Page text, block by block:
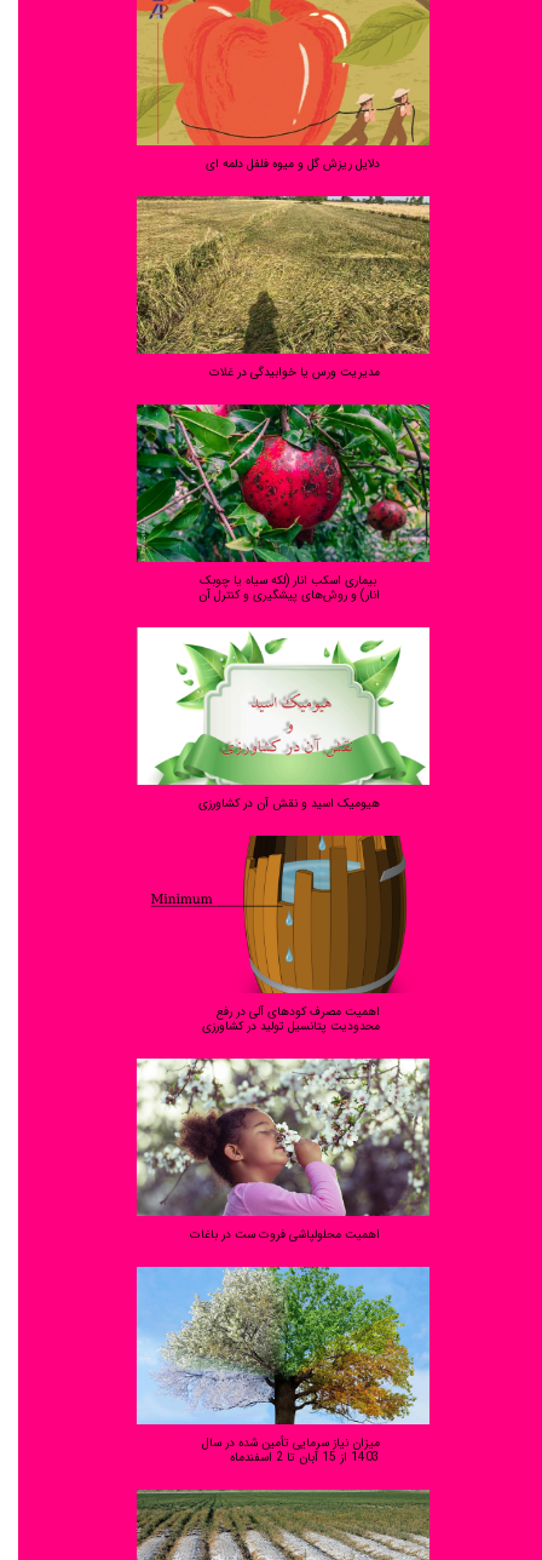
دلایل ریزش گل و میوه فلفل دلمه ای
مدیریت ورس یا خوابیدگی در غلات
بیماری اسکب انار (لکه سیاه یا چوبک
انار) و روش‌های پیشگیری و کنترل آن
هیومیک اسید و نقش آن در کشاورزی
اهمیت مصرف کودهای آلی در رفع
محدودیت پتانسیل تولید در کشاورزی
اهمیت محلولپاشی فروت ست در باغات
میزان نیاز سرمایی تأمین شده در سال
1403 از 15 آبان تا 2 اسفندماه